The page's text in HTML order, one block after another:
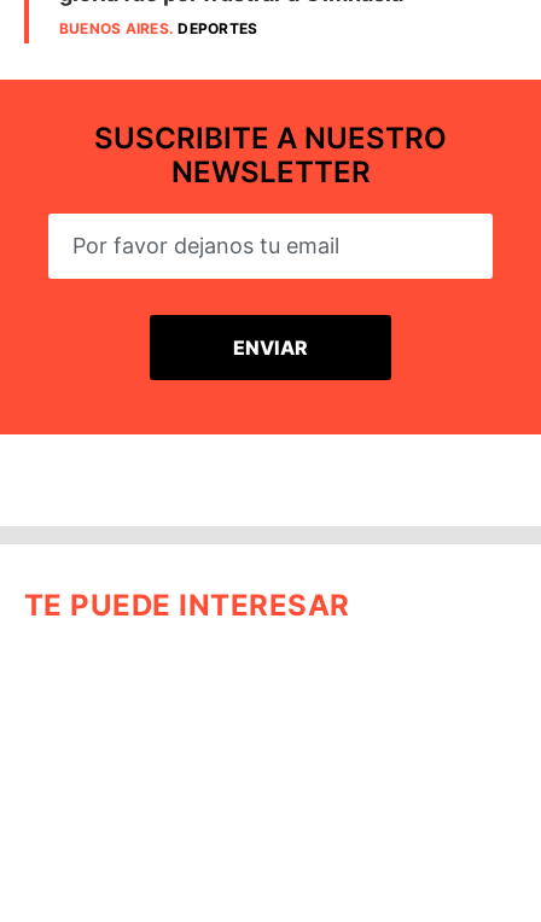
BUENOS AIRES.DEPORTES
SUSCRIBITE A NUESTRO
NEWSLETTER
TE PUEDE INTERESAR